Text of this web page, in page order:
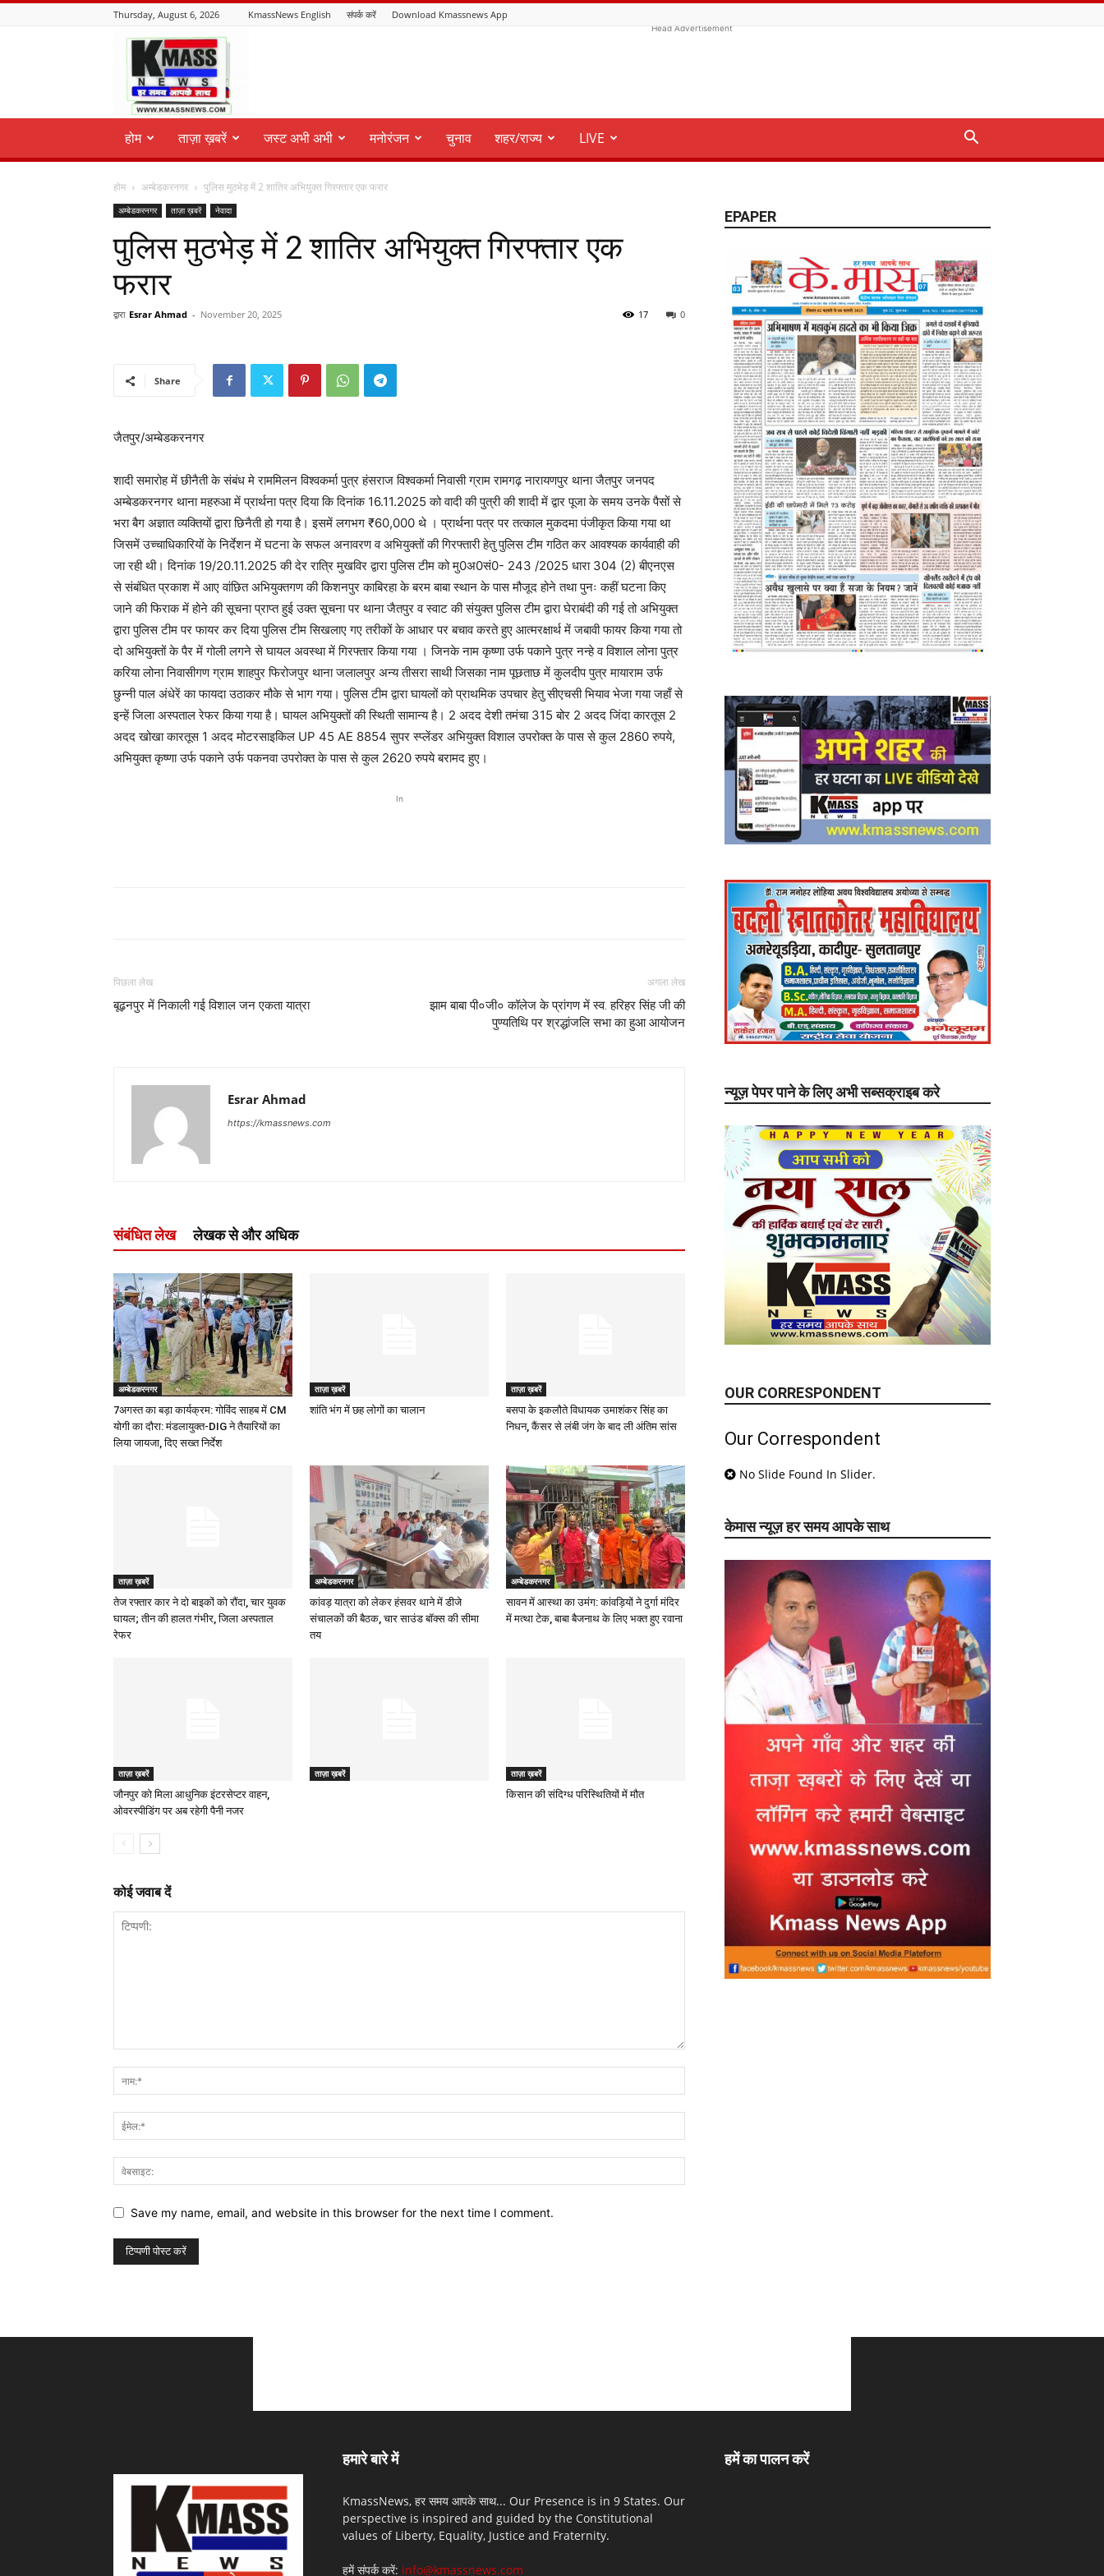
Thursday, August 6, 2026 KmassNews English संपर्क करें Download Kmassnews App
KmassNews
Head Advertisement
होम ताज़ा ख़बरें जस्ट अभी अभी मनोरंजन चुनाव शहर/राज्य LIVE
होम अम्बेडकरनगर पुलिस मुठभेड़ में 2 शातिर अभियुक्त गिरफ्तार एक फरार
अम्बेडकरनगर ताज़ा ख़बरें नेवादा
पुलिस मुठभेड़ में 2 शातिर अभियुक्त गिरफ्तार एक
फरार
द्वारा Esrar Ahmad - November 20, 2025 0
17
Share
जैतपुर/अम्बेडकरनगर
शादी समारोह में छीनैती के संबंध मे राममिलन विश्वकर्मा पुत्र हंसराज विश्वकर्मा निवासी ग्राम रामगढ़ नारायणपुर थाना जैतपुर जनपद
अम्बेडकरनगर थाना महरुआ में प्रार्थना पत्र दिया कि दिनांक 16.11.2025 को वादी की पुत्री की शादी में द्वार पूजा के समय उनके पैसों से
भरा बैग अज्ञात व्यक्तियों द्वारा छिनैती हो गया है। इसमें लगभग ₹60,000 थे । प्रार्थना पत्र पर तत्काल मुकदमा पंजीकृत किया गया था
जिसमें उच्चाधिकारियों के निर्देशन में घटना के सफल अनावरण व अभियुक्तों की गिरफ्तारी हेतु पुलिस टीम गठित कर आवश्यक कार्यवाही की
जा रही थी। दिनांक 19/20.11.2025 की देर रात्रि मुखविर द्वारा पुलिस टीम को मु0अ0सं0- 243 /2025 धारा 304 (2) बीएनएस
से संबंधित प्रकाश में आए वांछित अभियुक्तगण की किशनपुर काबिरहा के बरम बाबा स्थान के पास मौजूद होने तथा पुनः कहीं घटना किए
जाने की फिराक में होने की सूचना प्राप्त हुई उक्त सूचना पर थाना जैतपुर व स्वाट की संयुक्त पुलिस टीम द्वारा घेराबंदी की गई तो अभियुक्त
द्वारा पुलिस टीम पर फायर कर दिया पुलिस टीम सिखलाए गए तरीकों के आधार पर बचाव करते हुए आत्मरक्षार्थ में जबावी फायर किया गया तो
दो अभियुक्तों के पैर में गोली लगने से घायल अवस्था में गिरफ्तार किया गया । जिनके नाम कृष्णा उर्फ पकाने पुत्र नन्हे व विशाल लोना पुत्र
करिया लोना निवासीगण ग्राम शाहपुर फिरोजपुर थाना जलालपुर अन्य तीसरा साथी जिसका नाम पूछताछ में कुलदीप पुत्र मायाराम उर्फ
छुन्नी पाल अंधेरें का फायदा उठाकर मौके से भाग गया। पुलिस टीम द्वारा घायलों को प्राथमिक उपचार हेतु सीएचसी भियाव भेजा गया जहाँ से
इन्हें जिला अस्पताल रेफर किया गया है। घायल अभियुक्तों की स्थिती सामान्य है। 2 अदद देशी तमंचा 315 बोर 2 अदद जिंदा कारतूस 2
अदद खोखा कारतूस 1 अदद मोटरसाइकिल UP 45 AE 8854 सुपर स्प्लेंडर अभियुक्त विशाल उपरोक्त के पास से कुल 2860 रुपये,
अभियुक्त कृष्णा उर्फ पकाने उर्फ पकनवा उपरोक्त के पास से कुल 2620 रुपये बरामद हुए।
In
पिछला लेख
बूढ़नपुर में निकाली गई विशाल जन एकता यात्रा
अगला लेख
झाम बाबा पी०जी० कॉलेज के प्रांगण में स्व. हरिहर सिंह जी की
पुण्यतिथि पर श्रद्धांजलि सभा का हुआ आयोजन
Esrar Ahmad
https://kmassnews.com
संबंधित लेख लेखक से और अधिक
अम्बेडकरनगर
7अगस्त का बड़ा कार्यक्रम: गोविंद साहब में CM
योगी का दौरा: मंडलायुक्त-DIG ने तैयारियों का
लिया जायजा, दिए सख्त निर्देश
ताज़ा ख़बरें
शांति भंग में छह लोगों का चालान
ताज़ा ख़बरें
बसपा के इकलौते विधायक उमाशंकर सिंह का
निधन, कैंसर से लंबी जंग के बाद ली अंतिम सांस
ताज़ा ख़बरें
तेज रफ्तार कार ने दो बाइकों को रौंदा, चार युवक
घायल; तीन की हालत गंभीर, जिला अस्पताल
रेफर
अम्बेडकरनगर
कांवड़ यात्रा को लेकर हंसवर थाने में डीजे
संचालकों की बैठक, चार साउंड बॉक्स की सीमा
तय
अम्बेडकरनगर
सावन में आस्था का उमंग: कांवड़ियों ने दुर्गा मंदिर
में मत्था टेक, बाबा बैजनाथ के लिए भक्त हुए रवाना
ताज़ा ख़बरें
जौनपुर को मिला आधुनिक इंटरसेप्टर वाहन,
ओवरस्पीडिंग पर अब रहेगी पैनी नजर
ताज़ा ख़बरें ताज़ा ख़बरें
किसान की संदिग्ध परिस्थितियों में मौत
कोई जवाब दें
Save my name, email, and website in this browser for the next time I comment.
EPAPER
न्यूज़ पेपर पाने के लिए अभी सब्सक्राइब करे
OUR CORRESPONDENT
Our Correspondent
No Slide Found In Slider.
केमास न्यूज़ हर समय आपके साथ
हमारे बारे में
KmassNews, हर समय आपके साथ... Our Presence is in 9 States. Our
perspective is inspired and guided by the Constitutional
values of Liberty, Equality, Justice and Fraternity.
हमें संपर्क करें: info@kmassnews.com
हमें का पालन करें